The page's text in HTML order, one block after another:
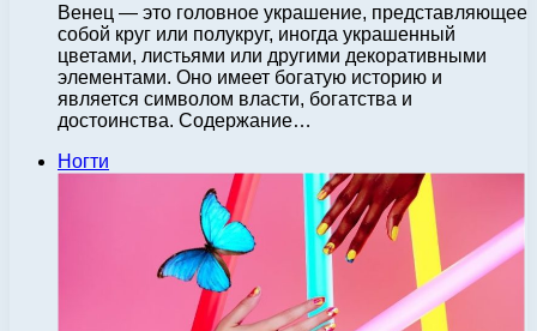
Венец — это головное украшение, представляющее
собой круг или полукруг, иногда украшенный
цветами, листьями или другими декоративными
элементами. Оно имеет богатую историю и
является символом власти, богатства и
достоинства. Содержание…
Ногти